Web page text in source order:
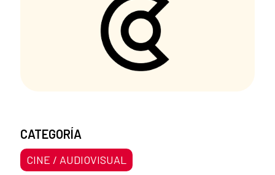
CATEGORÍA
CINE / AUDIOVISUAL